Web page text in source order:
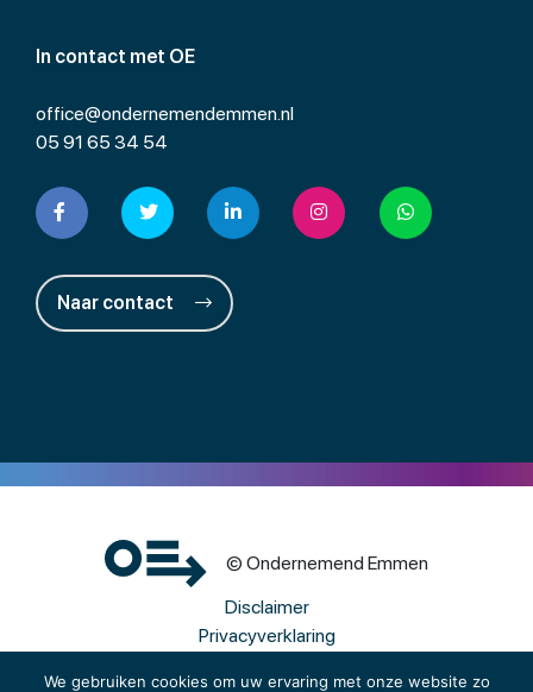
We gebruiken cookies om uw ervaring met onze website zo
In contact met OE
office@ondernemendemmen.nl
05 91 65 34 54
Naar contact
© Ondernemend Emmen
Disclaimer
Privacyverklaring